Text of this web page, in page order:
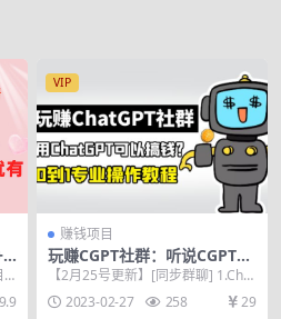
2
9.9
VIP
赚钱项目
玩赚CGPT社群：听说CGPT可
以用来搞钱？从0到1保姆级教
程(2月25更新)
【2月25号更新】[同步群聊] 1.Chat
GPT登录/注册专题视频课.mp4 ...
2023-02-27 258 29